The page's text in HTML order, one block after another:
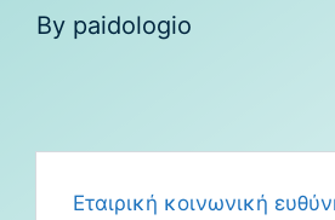
By paidologio
Εταιρική κοινωνική